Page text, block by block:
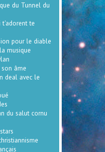
du Tunnel du
t'adorent te
pour le diable
musique
âme
deal avec le
du salut cornu